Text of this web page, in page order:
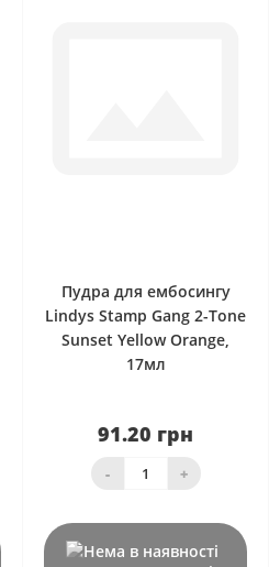
Пудра для ембосингу
Lindys Stamp Gang 2-Tone
Sunset Yellow Orange,
17мл
91.20 грн
- +